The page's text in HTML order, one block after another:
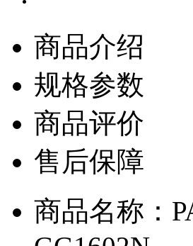
商品介绍
规格参数
商品评价
售后保障
商品名称：